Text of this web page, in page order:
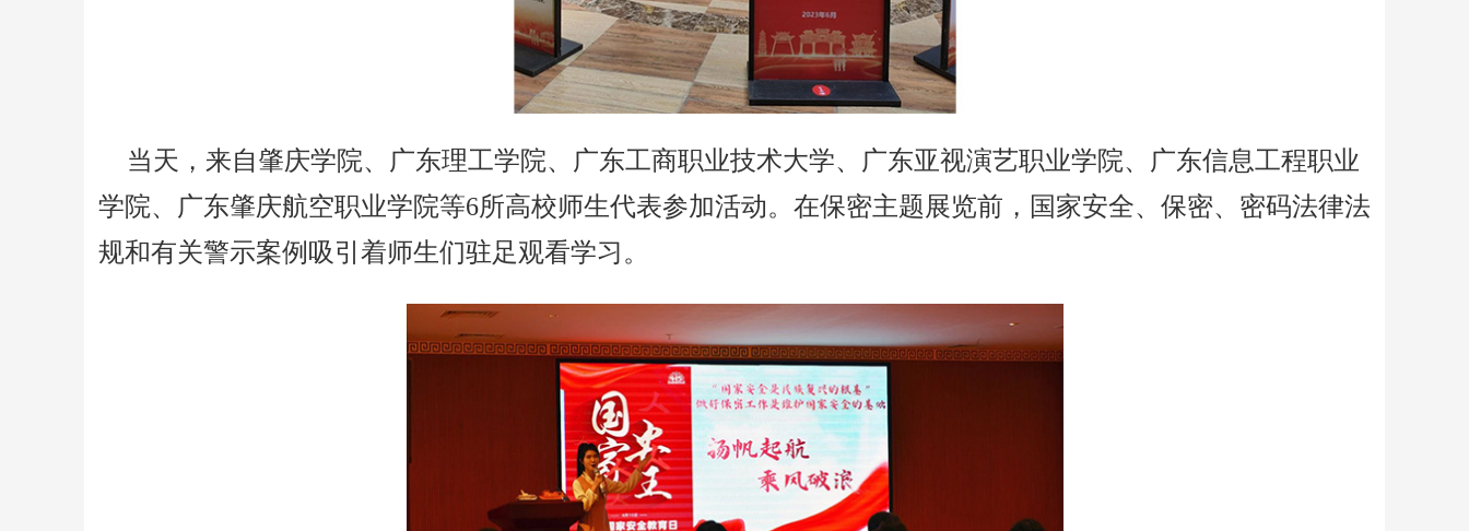
当天，来自肇庆学院、广东理工学院、广东工商职业技术大学、广东亚视演艺职业学院、广东信息工程职业
学院、广东肇庆航空职业学院等6所高校师生代表参加活动。在保密主题展览前，国家安全、保密、密码法律法
规和有关警示案例吸引着师生们驻足观看学习。